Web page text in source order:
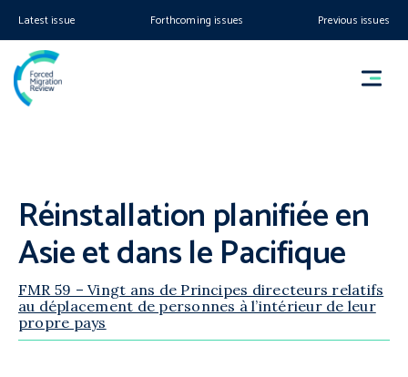
Latest issue Forthcoming issues Previous issues
Réinstallation planifiée en
Asie et dans le Pacifique
FMR 59 – Vingt ans de Principes directeurs relatifs
au déplacement de personnes à l’intérieur de leur
propre pays